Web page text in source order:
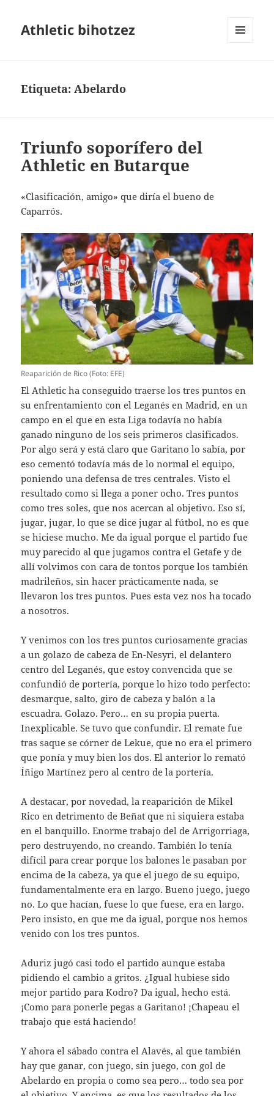
Athletic bihotzez
Etiqueta:Abelardo
Triunfo soporífero del
Athletic en Butarque
«Clasificación, amigo» que diría el bueno de
Caparrós.
Reaparición de Rico (Foto: EFE)
El Athletic ha conseguido traerse los tres puntos en
su enfrentamiento con el Leganés en Madrid, en un
campo en el que en esta Liga todavía no había
ganado ninguno de los seis primeros clasificados.
Por algo será y está claro que Garitano lo sabía, por
eso cementó todavía más de lo normal el equipo,
poniendo una defensa de tres centrales. Visto el
resultado como si llega a poner ocho. Tres puntos
como tres soles, que nos acercan al objetivo. Eso sí,
jugar, jugar, lo que se dice jugar al fútbol, no es que
se hiciese mucho. Me da igual porque el partido fue
muy parecido al que jugamos contra el Getafe y de
allí volvimos con cara de tontos porque los también
madrileños, sin hacer prácticamente nada, se
llevaron los tres puntos. Pues esta vez nos ha tocado
a nosotros.
Y venimos con los tres puntos curiosamente gracias
a un golazo de cabeza de En-Nesyri, el delantero
centro del Leganés, que estoy convencida que se
confundió de portería, porque lo hizo todo perfecto:
desmarque, salto, giro de cabeza y balón a la
escuadra. Golazo. Pero… en su propia puerta.
Inexplicable. Se tuvo que confundir. El remate fue
tras saque se córner de Lekue, que no era el primero
que ponía y muy bien los dos. El anterior lo remató
Íñigo Martínez pero al centro de la portería.
A destacar, por novedad, la reaparición de Mikel
Rico en detrimento de Beñat que ni siquiera estaba
en el banquillo. Enorme trabajo del de Arrigorriaga,
pero destruyendo, no creando. También lo tenía
difícil para crear porque los balones le pasaban por
encima de la cabeza, ya que el juego de su equipo,
fundamentalmente era en largo. Bueno juego, juego
no. Lo que hacían, fuese lo que fuese, era en largo.
Pero insisto, en que me da igual, porque nos hemos
venido con los tres puntos.
Aduriz jugó casi todo el partido aunque estaba
pidiendo el cambio a gritos. ¿Igual hubiese sido
mejor partido para Kodro? Da igual, hecho está.
¡Como para ponerle pegas a Garitano! ¡Chapeau el
trabajo que está haciendo!
Y ahora el sábado contra el Alavés, al que también
hay que ganar, con juego, sin juego, con gol de
Abelardo en propia o como sea pero… todo sea por